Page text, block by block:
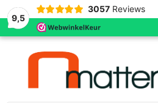
9,5
3057 Reviews